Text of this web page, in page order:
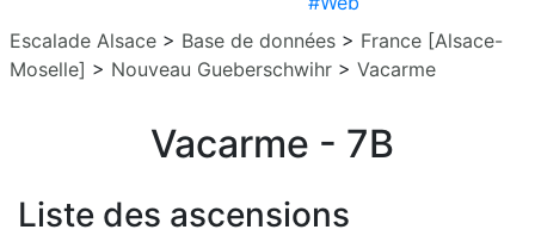
Escalade Alsace > Base de données > France [Alsace-
Moselle] > Nouveau Gueberschwihr > Vacarme
Vacarme - 7B
Liste des ascensions